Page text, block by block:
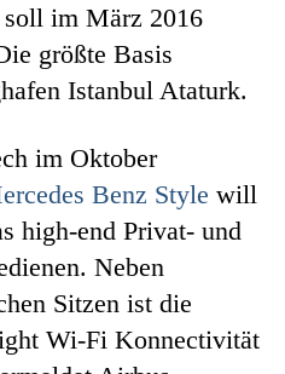
im März 2016
größte Basis
Istanbul Ataturk.
im Oktober
Benz Style will
high-end Privat- und
Neben
Sitzen ist die
Wi-Fi Konnectivität